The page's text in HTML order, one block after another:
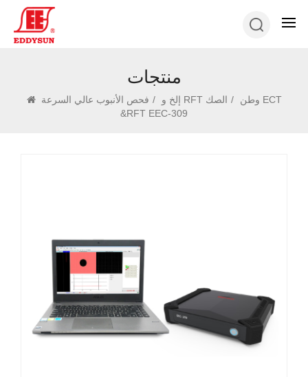
منتجات
وطن / إلخ و RFT الصك / فحص الأنبوب عالي السرعة ECT
&RFT EEC-309